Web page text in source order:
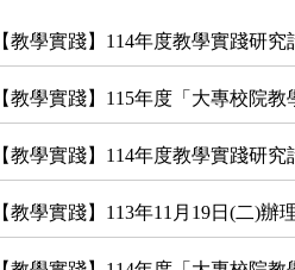
【教學實踐】114年度教學實踐研
【教學實踐】115年度「大專校院
【教學實踐】114年度教學實踐研
【教學實踐】113年11月19日(二)